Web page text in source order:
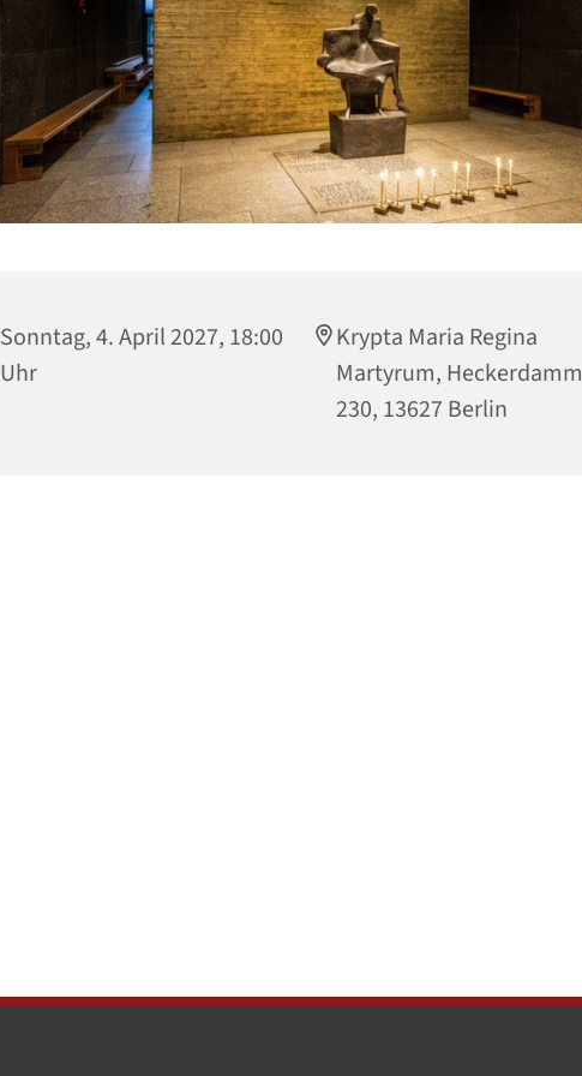
Sonntag, 4. April 2027, 18:00
Uhr
Krypta Maria Regina
Martyrum, Heckerdamm
230, 13627 Berlin